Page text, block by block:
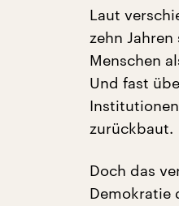
Laut
zehn
Menschen
Und fast
zurückbaut.
Doch das
Demokratie